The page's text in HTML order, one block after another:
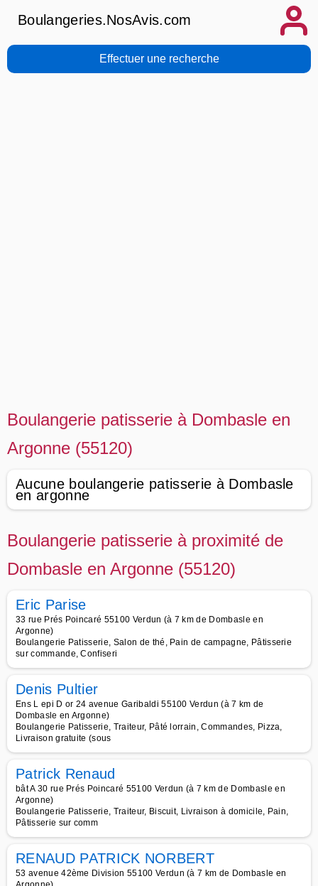
Boulangeries.NosAvis.com
Effectuer une recherche
Boulangerie patisserie à Dombasle en
Argonne (55120)
Aucune boulangerie patisserie à Dombasle
en argonne
Boulangerie patisserie à proximité de
Dombasle en Argonne (55120)
Eric Parise
33 rue Prés Poincaré 55100 Verdun (à 7 km de Dombasle en
Argonne)
Boulangerie Patisserie, Salon de thé, Pain de campagne, Pâtisserie
sur commande, Confiseri
Denis Pultier
Ens L epi D or 24 avenue Garibaldi 55100 Verdun (à 7 km de
Dombasle en Argonne)
Boulangerie Patisserie, Traiteur, Pâté lorrain, Commandes, Pizza,
Livraison gratuite (sous
Patrick Renaud
bât A 30 rue Prés Poincaré 55100 Verdun (à 7 km de Dombasle en
Argonne)
Boulangerie Patisserie, Traiteur, Biscuit, Livraison à domicile, Pain,
Pâtisserie sur comm
RENAUD PATRICK NORBERT
53 avenue 42ème Division 55100 Verdun (à 7 km de Dombasle en